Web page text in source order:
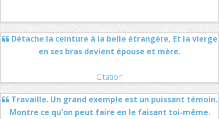
Détache la ceinture à la belle étrangère, Et la vierge
en ses bras devient épouse et mère.
Citation
Travaille. Un grand exemple est un puissant témoin.
Montre ce qu'on peut faire en le faisant toi-même.